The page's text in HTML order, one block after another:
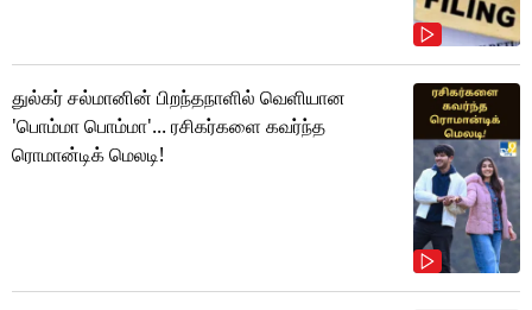
துல்கர் சல்மானின் பிறந்தநாளில் வெளியான
'பொம்மா பொம்மா'... ரசிகர்களை கவர்ந்த
ரொமான்டிக் மெலடி!